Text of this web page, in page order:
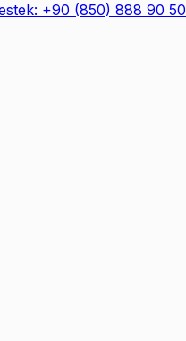
+90 (850) 888 90 50